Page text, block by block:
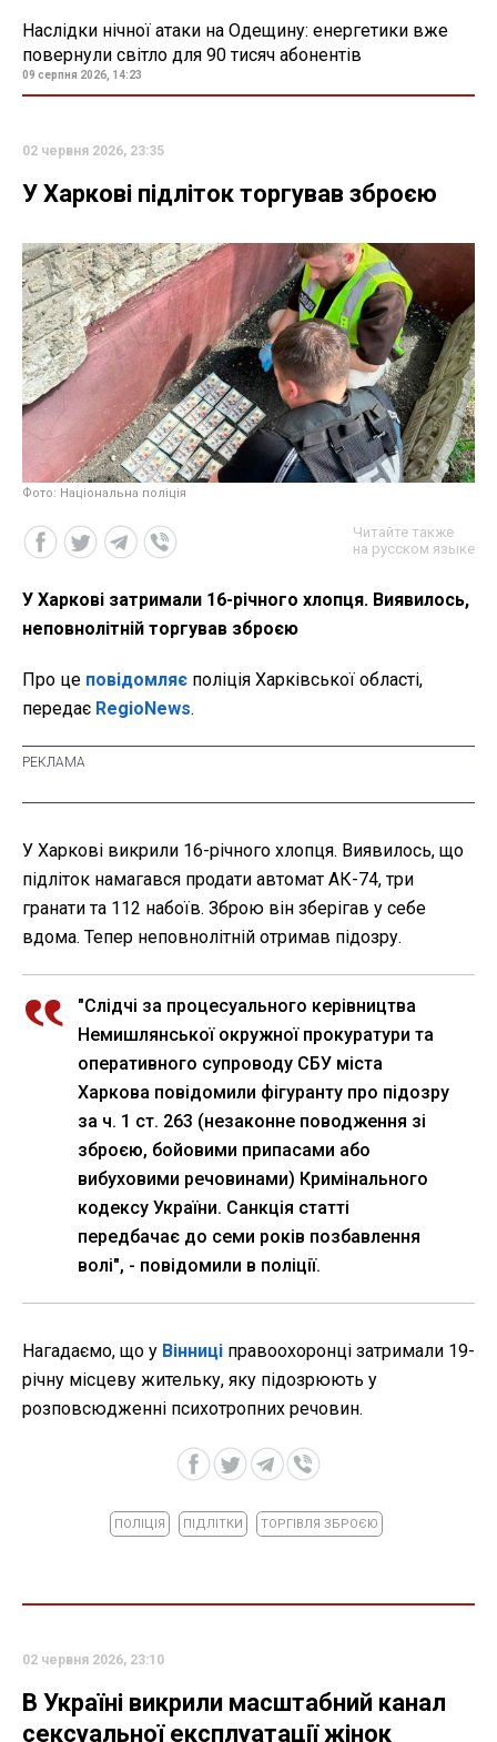
Наслідки нічної атаки на Одещину: енергетики вже
повернули світло для 90 тисяч абонентів
09 серпня 2026, 14:23
02 червня 2026, 23:35
У Харкові підліток торгував зброєю
Фото: Національна поліція
Читайте также
на русском языке
У Харкові затримали 16-річного хлопця. Виявилось,
неповнолітній торгував зброєю
Про це повідомляє поліція Харківської області,
передає RegioNews.
У Харкові викрили 16-річного хлопця. Виявилось, що
підліток намагався продати автомат АК-74, три
гранати та 112 набоїв. Зброю він зберігав у себе
вдома. Тепер неповнолітній отримав підозру.
"Слідчі за процесуального керівництва
Немишлянської окружної прокуратури та
оперативного супроводу СБУ міста
Харкова повідомили фігуранту про підозру
за ч. 1 ст. 263 (незаконне поводження зі
зброєю, бойовими припасами або
вибуховими речовинами) Кримінального
кодексу України. Санкція статті
передбачає до семи років позбавлення
волі", - повідомили в поліції.
Нагадаємо, що у Вінниці правоохоронці затримали 19-
річну місцеву жительку, яку підозрюють у
розповсюдженні психотропних речовин.
ПОЛІЦІЯ ПІДЛІТКИ ТОРГІВЛЯ ЗБРОЄЮ
02 червня 2026, 23:10
В Україні викрили масштабний канал
сексуальної експлуатації жінок